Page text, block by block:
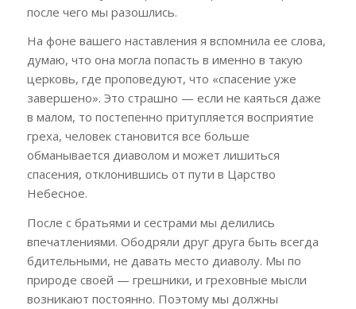
после чего мы разошлись.
На фоне вашего наставления я вспомнила ее слова,
думаю, что она могла попасть в именно в такую
церковь, где проповедуют, что «спасение уже
завершено». Это страшно — если не каяться даже
в малом, то постепенно притупляется восприятие
греха, человек становится все больше
обманывается диаволом и может лишиться
спасения, отклонившись от пути в Царство
Небесное.
После с братьями и сестрами мы делились
впечатлениями. Ободряли друг друга быть всегда
бдительными, не давать место диаволу. Мы по
природе своей — грешники, и греховные мысли
возникают постоянно. Поэтому мы должны